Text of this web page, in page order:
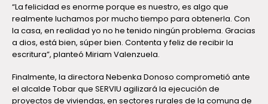
“La felicidad es enorme porque es nuestro, es algo que
realmente luchamos por mucho tiempo para obtenerla. Con
la casa, en realidad yo no he tenido ningún problema. Gracias
a dios, está bien, súper bien. Contenta y feliz de recibir la
escritura”, planteó Miriam Valenzuela.
Finalmente, la directora Nebenka Donoso comprometió ante
el alcalde Tobar que SERVIU agilizará la ejecución de
proyectos de viviendas, en sectores rurales de la comuna de